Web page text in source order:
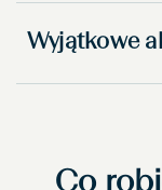
Wyjątkowe